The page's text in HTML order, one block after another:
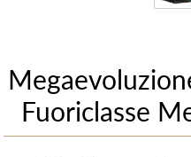
Fuoriclasse